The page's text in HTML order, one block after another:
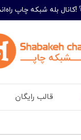
شد! 🚀
قالب رایگان